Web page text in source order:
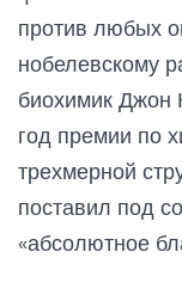
против любых
нобелевскому
биохимик Джон
год премии по
трехмерной
поставил под
«абсолютное